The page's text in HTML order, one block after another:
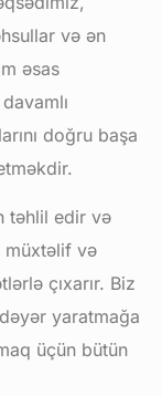
və ən
əsas
doğru başa
təhlil edir və
müxtəlif və
çıxarır. Biz
yaratmağa
üçün bütün